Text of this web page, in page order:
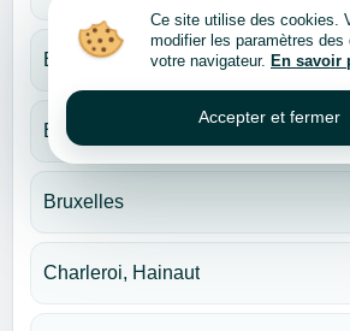
Beloeil, Hainaut
Brecht, Anvers
Bruxelles
Charleroi, Hainaut
Ce site utilise des cookies.
modifier les paramètres des
votre navigateur. En savoir
Accepter et fermer